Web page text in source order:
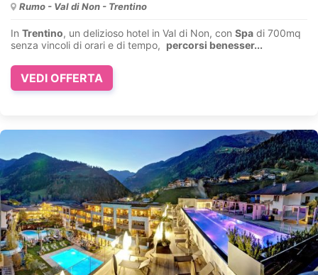
Rumo - Val di Non - Trentino
In Trentino, un delizioso hotel in Val di Non, con Spa di 700mq
senza vincoli di orari e di tempo, percorsi benesser...
VEDI OFFERTA